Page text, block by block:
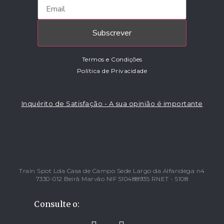
Consulte o:
Inquérito de Satisfação - A sua opinião é importante
Train Spot Lda Casa de Campo Sede Largo da Alfandega n4
7330-012 Beirã Marvão NIF 510488935 RNET - 5108
Subscrever
Termos e Condições
Política de Privacidade